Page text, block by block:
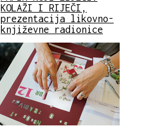
KOLAŽI I RIJEČI,
prezentacija likovno-
književne radionice